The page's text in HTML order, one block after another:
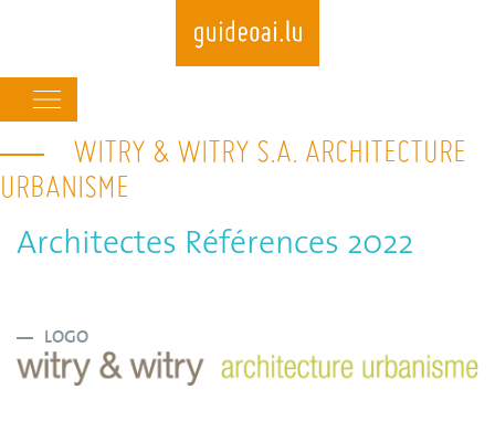
Skip
navigation
WITRY & WITRY S.A. ARCHITECTURE
URBANISME
Architectes Références 2022
LOGO